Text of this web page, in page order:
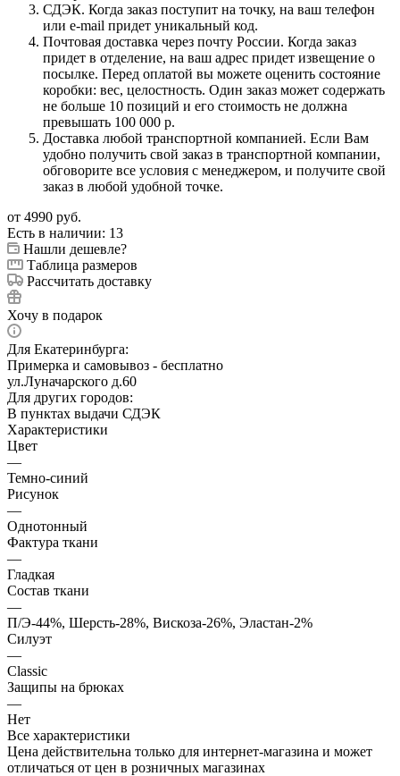
СДЭК. Когда заказ поступит на точку, на ваш телефон
или e-mail придет уникальный код.
Почтовая доставка через почту России. Когда заказ
придет в отделение, на ваш адрес придет извещение о
посылке. Перед оплатой вы можете оценить состояние
коробки: вес, целостность. Один заказ может содержать
не больше 10 позиций и его стоимость не должна
превышать 100 000 р.
Доставка любой транспортной компанией. Если Вам
удобно получить свой заказ в транспортной компании,
обговорите все условия с менеджером, и получите свой
заказ в любой удобной точке.
от 4990 руб.
Есть в наличии: 13
Нашли дешевле?
Таблица размеров
Рассчитать доставку
Хочу в подарок
Для Екатеринбурга:
Примерка и самовывоз - бесплатно
ул.Луначарского д.60
Для других городов:
В пунктах выдачи СДЭК
Характеристики
Цвет
—
Темно-синий
Рисунок
—
Однотонный
Фактура ткани
—
Гладкая
Состав ткани
—
П/Э-44%, Шерсть-28%, Вискоза-26%, Эластан-2%
Силуэт
—
Classic
Защипы на брюках
—
Нет
Все характеристики
Цена действительна только для интернет-магазина и может
отличаться от цен в розничных магазинах